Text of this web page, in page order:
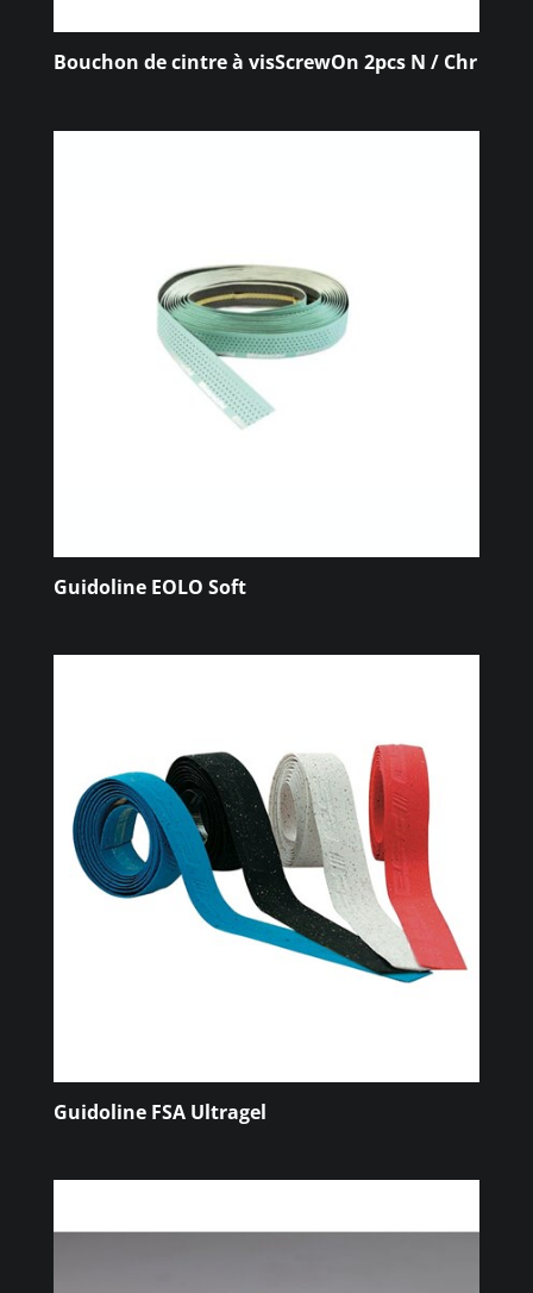
Bouchon de cintre à visScrewOn 2pcs N / Chr
Guidoline EOLO Soft
Guidoline FSA Ultragel